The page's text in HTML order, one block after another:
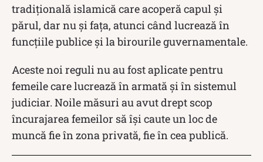
tradițională islamică care acoperă capul și
părul, dar nu și fața, atunci când lucrează în
funcțiile publice și la birourile guvernamentale.
Aceste noi reguli nu au fost aplicate pentru
femeile care lucrează în armată și în sistemul
judiciar. Noile măsuri au avut drept scop
încurajarea femeilor să își caute un loc de
muncă fie în zona privată, fie în cea publică.